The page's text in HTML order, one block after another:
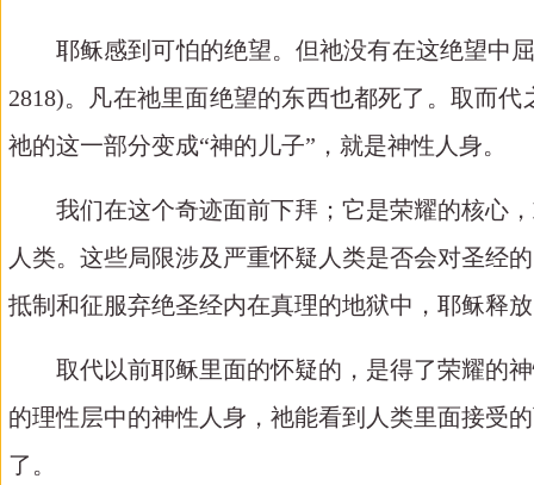
耶稣感到可怕的绝望。但祂没有在这绝望中
2818)。凡在祂里面绝望的东西也都死了。取而
祂的这一部分变成“神的儿子”，就是神性人身。
我们在这个奇迹面前下拜；它是荣耀的核心
人类。这些局限涉及严重怀疑人类是否会对圣经
抵制和征服弃绝圣经内在真理的地狱中，耶稣释
取代以前耶稣里面的怀疑的，是得了荣耀的
的理性层中的神性人身，祂能看到人类里面接受
了。